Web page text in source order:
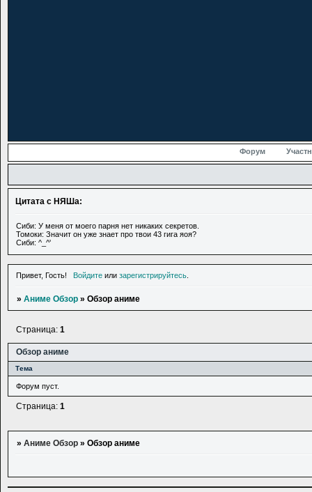
Форум
Цитата с НЯШа:
Сиби: У меня от моего парня нет никаких секретов.
Томоки: Значит он уже знает про твои 43 гига яоя?
Сиби: ^_^'
Привет, Гость! Войдитеили зарегистрируйтесь.
»Аниме Обзор »Обзор аниме
Обзор аниме
Страница:1
Тема
Форум пуст.
Страница:1
»Аниме Обзор »Обзор аниме